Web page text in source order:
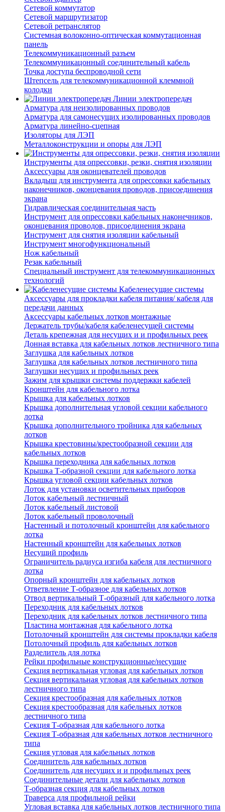
Сетевой коммутатор
Сетевой маршрутизатор
Сетевой ретранслятор
Системная волоконно-оптическая коммутационная
панель
Телекоммуникационный разъем
Телекоммуникацонный соединительный кабель
Точка доступа беспроводной сети
Штепсель для телекоммуникационной клеммной
колодки
Линии электропередач
Арматура для неизолированных проводов
Арматура для самонесущих изолированных проводов
Арматура линейно-сцепная
Изоляторы для ЛЭП
Металлоконструкции и опоры для ЛЭП
Инструменты для опрессовки, резки, снятия изоляции
Аксессуары для оконцевателей проводов
Вкладыш для инструмента для опрессовки кабельных
наконечников, оконцевания проводов, присоединения
экрана
Гидравлическая соединительная часть
Инструмент для опрессовки кабельных наконечников,
оконцевания проводов, присоединения экрана
Инструмент для снятия изоляции кабельный
Инструмент многофункциональный
Нож кабельный
Резак кабельный
Специальный инструмент для телекоммуникационных
технологий
Кабеленесущие системы
Аксессуары для прокладки кабеля питания/ кабеля для
передачи данных
Аксессуары кабельных лотков монтажные
Держатель трубы/кабеля кабеленесущей системы
Деталь крепежная для несущих и и профильных реек
Донная вставка для кабельных лотков лестничного типа
Заглушка для кабельных лотков
Заглушка для кабельных лотков лестничного типа
Заглушки несущих и профильных реек
Зажим для крышки системы поддержки кабелей
Кронштейн для кабельного лотка
Крышка для кабельных лотков
Крышка дополнительная угловой секции кабельного
лотка
Крышка дополнительного тройника для кабельных
лотков
Крышка крестовины/крестообразной секции для
кабельных лотков
Крышка переходника для кабельных лотков
Крышка Т-образной секции для кабельного лотка
Крышка угловой секции кабельных лотков
Лоток для установки осветительных приборов
Лоток кабельный лестничный
Лоток кабельный листовой
Лоток кабельный проволочный
Настенный и потолочный кронштейн для кабельного
лотка
Настенный кронштейн для кабельных лотков
Несущий профиль
Ограничитель радиуса изгиба кабеля для лестничного
лотка
Опорный кронштейн для кабельных лотков
Ответвление Т-образное для кабельных лотков
Отвод вертикальный Т-образный для кабельного лотка
Переходник для кабельных лотков
Переходник для кабельных лотков лестничного типа
Пластина монтажная для кабельного лотка
Потолочный кронштейн для системы прокладки кабеля
Потолочный профиль для кабельных лотков
Разделитель для лотка
Рейки профильные конструкционные/несущие
Секция вертикальная угловая для кабельных лотков
Секция вертикальная угловая для кабельных лотков
лестничного типа
Секция крестообразная для кабельных лотков
Секция крестообразная для кабельных лотков
лестничного типа
Секция Т-образная для кабельного лотка
Секция Т-образная для кабельных лотков лестничного
типа
Секция угловая для кабельных лотков
Соединитель для кабельных лотков
Соединитель для несущих и и профильных реек
Соединительные детали для кабельных лотков
Т-образная секция для кабельных лотков
Траверса для профильной рейки
Угловая вставка для кабельных лотков лестничного типа